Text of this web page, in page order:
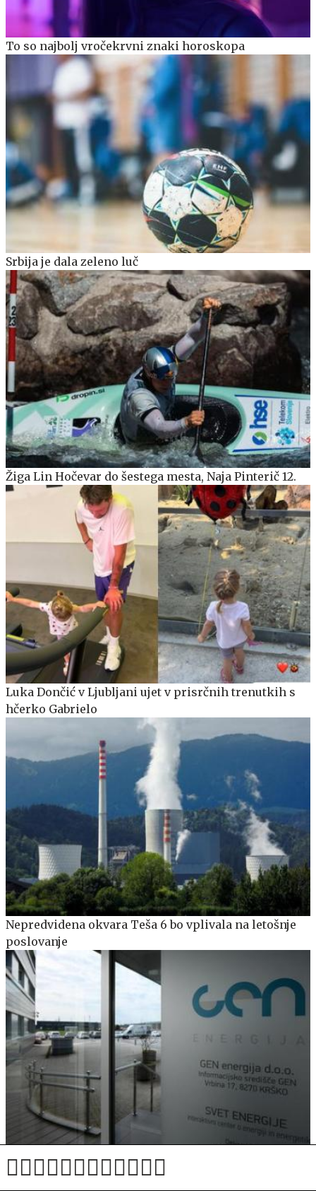
To so najbolj vročekrvni znaki horoskopa
Srbija je dala zeleno luč
Žiga Lin Hočevar do šestega mesta, Naja Pinterič 12.
Luka Dončić v Ljubljani ujet v prisrčnih trenutkih s
hčerko Gabrielo
Nepredvidena okvara Teša 6 bo vplivala na letošnje
poslovanje
Gen energija z novimi nadzorniki